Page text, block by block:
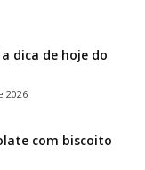
dica de hoje do
2026
com biscoito